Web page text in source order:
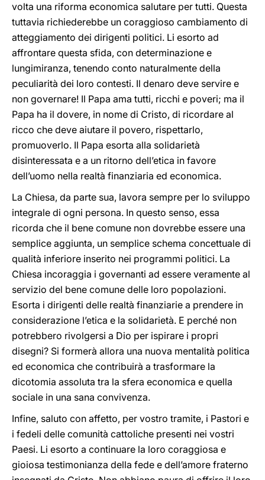
volta una riforma economica salutare per tutti. Questa
tuttavia richiederebbe un coraggioso cambiamento di
atteggiamento dei dirigenti politici. Li esorto ad
affrontare questa sfida, con determinazione e
lungimiranza, tenendo conto naturalmente della
peculiarità dei loro contesti. Il denaro deve servire e
non governare! Il Papa ama tutti, ricchi e poveri; ma il
Papa ha il dovere, in nome di Cristo, di ricordare al
ricco che deve aiutare il povero, rispettarlo,
promuoverlo. Il Papa esorta alla solidarietà
disinteressata e a un ritorno dell’etica in favore
dell’uomo nella realtà finanziaria ed economica.
La Chiesa, da parte sua, lavora sempre per lo sviluppo
integrale di ogni persona. In questo senso, essa
ricorda che il bene comune non dovrebbe essere una
semplice aggiunta, un semplice schema concettuale di
qualità inferiore inserito nei programmi politici. La
Chiesa incoraggia i governanti ad essere veramente al
servizio del bene comune delle loro popolazioni.
Esorta i dirigenti delle realtà finanziarie a prendere in
considerazione l’etica e la solidarietà. E perché non
potrebbero rivolgersi a Dio per ispirare i propri
disegni? Si formerà allora una nuova mentalità politica
ed economica che contribuirà a trasformare la
dicotomia assoluta tra la sfera economica e quella
sociale in una sana convivenza.
Infine, saluto con affetto, per vostro tramite, i Pastori e
i fedeli delle comunità cattoliche presenti nei vostri
Paesi. Li esorto a continuare la loro coraggiosa e
gioiosa testimonianza della fede e dell’amore fraterno